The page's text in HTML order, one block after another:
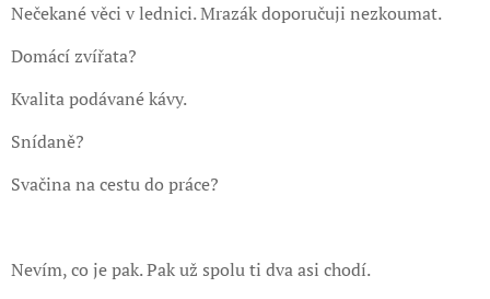
Nečekané věci v lednici. Mrazák doporučuji nezkoumat.
Domácí zvířata?
Kvalita podávané kávy.
Snídaně?
Svačina na cestu do práce?
Nevím, co je pak. Pak už spolu ti dva asi chodí.